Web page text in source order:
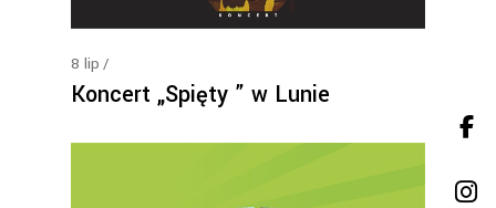
8 lip
Koncert „Spięty ” w Lunie